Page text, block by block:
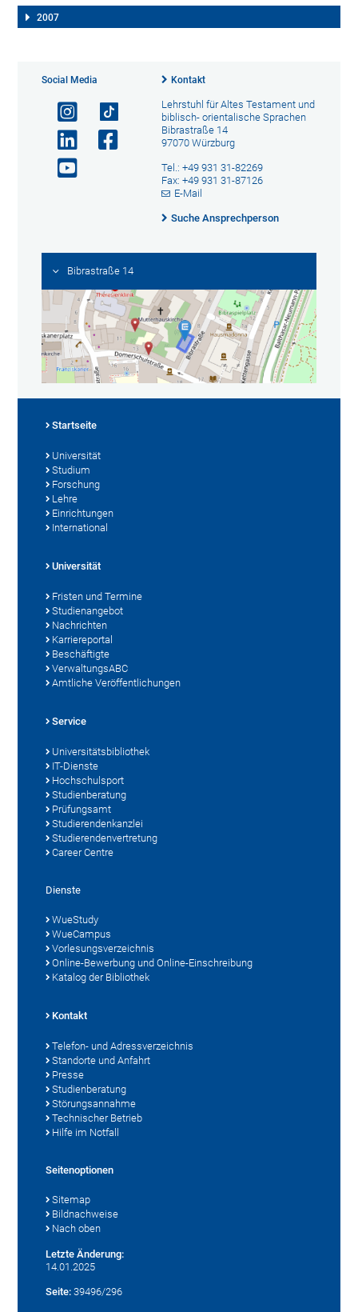
2007
Social Media Kontakt
Lehrstuhl für Altes Testament und
biblisch- orientalische Sprachen
Bibrastraße 14
97070 Würzburg
Tel.: +49 931 31-82269
Fax: +49 931 31-87126
E-Mail
Suche Ansprechperson
Bibrastraße 14
Startseite
Universität
Studium
Forschung
Lehre
Einrichtungen
International
Universität
Fristen und Termine
Studienangebot
Nachrichten
Karriereportal
Beschäftigte
VerwaltungsABC
Amtliche Veröffentlichungen
Service
Universitätsbibliothek
IT-Dienste
Hochschulsport
Studienberatung
Prüfungsamt
Studierendenkanzlei
Studierendenvertretung
Career Centre
Dienste
WueStudy
WueCampus
Vorlesungsverzeichnis
Online-Bewerbung und Online-Einschreibung
Katalog der Bibliothek
Kontakt
Telefon- und Adressverzeichnis
Standorte und Anfahrt
Presse
Studienberatung
Störungsannahme
Technischer Betrieb
Hilfe im Notfall
Seitenoptionen
Sitemap
Bildnachweise
Nach oben
Letzte Änderung:
14.01.2025
Seite: 39496/296